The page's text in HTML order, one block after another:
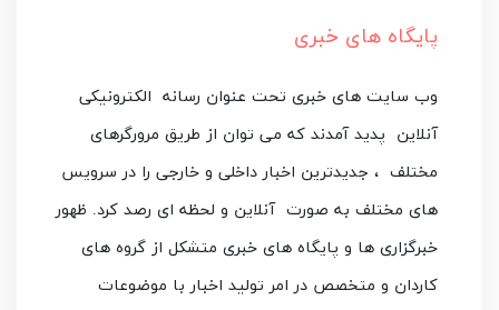
پایگاه های خبری
وب سایت های خبری تحت عنوان رسانه الکترونیکی
آنلاین پدید آمدند که می توان از طریق مرورگرهای
مختلف ، جدیدترین اخبار داخلی و خارجی را در سرویس
های مختلف به صورت آنلاین و لحظه ای رصد کرد. ظهور
خبرگزاری ها و پایگاه های خبری متشکل از گروه های
کاردان و متخصص در امر تولید اخبار با موضوعات